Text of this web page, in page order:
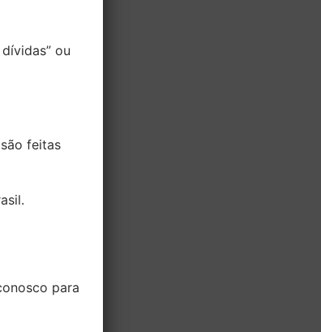
ou
feitas
para